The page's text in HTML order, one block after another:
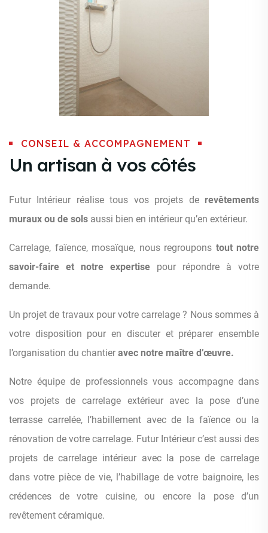
CONSEIL & ACCOMPAGNEMENT
Un artisan à vos côtés
Futur Intérieur réalise tous vos projets de revêtements
muraux ou de sols aussi bien en intérieur qu’en extérieur.
Carrelage, faïence, mosaïque, nous regroupons tout notre
savoir-faire et notre expertise pour répondre à votre
demande.
Un projet de travaux pour votre carrelage ? Nous sommes à
votre disposition pour en discuter et préparer ensemble
l’organisation du chantier avec notre maître d’œuvre.
Notre équipe de professionnels vous accompagne dans
vos projets de carrelage extérieur avec la pose d’une
terrasse carrelée, l’habillement avec de la faïence ou la
rénovation de votre carrelage. Futur Intérieur c’est aussi des
projets de carrelage intérieur avec la pose de carrelage
dans votre pièce de vie, l’habillage de votre baignoire, les
crédences de votre cuisine, ou encore la pose d’un
revêtement céramique.